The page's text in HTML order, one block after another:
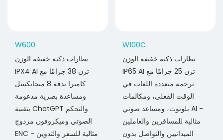
W600
نظارات ذكية خفيفة الوزن
IPX4 AI تزن 38 جرامًا مع
كاميرا بدقة 8 ميجابكسل
ومساعدة بصرية مدعومة
بتقنية ChatGPT والتحكم
الصوتي وميكروفون مزدوج
ENC - مثالية للسفر والتدوين
W100C
نظارات ذكية خفيفة الوزن
IP65 AI تزن 25 جرامًا مع
ترجمة متعددة اللغات في
الوقت الفعلي، ومكالمات
بلوتوث، ومساعد صوتي AI -
مثالية للمسافرين والعاملين
الميدانيين والتواصل بدون